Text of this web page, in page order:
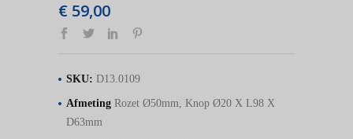
€ 59,00
SKU: D13.0109
Afmeting Rozet Ø50mm, Knop Ø20 X L98 X
D63mm